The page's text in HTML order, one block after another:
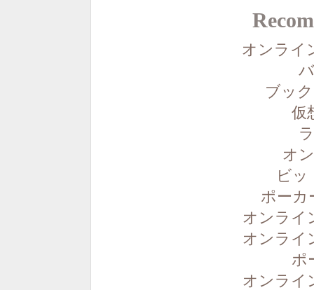
オンライ
ブッ
仮
オ
ビ
ポーカ
オンライ
オンライ
ポ
オンライ